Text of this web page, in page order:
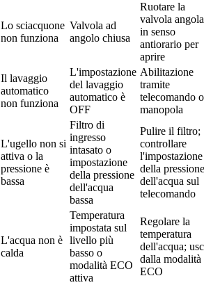
Lo sciacquone
non funziona
Valvola ad
angolo chiusa
Ruotare la
valvola
in senso
antiorario per
aprire
Il lavaggio
automatico
non funziona
L'impostazione
del lavaggio
automatico è
OFF
Abilitazione
tramite
telecomando o
manopola
L'ugello non si
attiva o la
pressione è
bassa
Filtro di
ingresso
intasato o
impostazione
della pressione
dell'acqua
bassa
Pulire il filtro;
controllare
l'impostazione
della pressione
dell'acqua sul
telecomando
L'acqua non è
calda
Temperatura
impostata sul
livello più
basso o
modalità ECO
attiva
Regolare la
temperatura
dell'acqua;
dalla modalità
ECO